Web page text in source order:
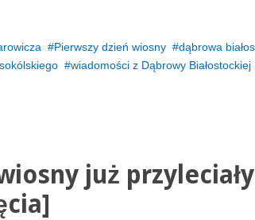
Pierwszy dzień wiosny
dąbrowa
wiadomości z Dąbrowy Białostockiej
już